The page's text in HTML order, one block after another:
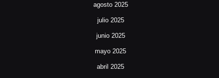
agosto 2025
julio 2025
junio 2025
mayo 2025
abril 2025